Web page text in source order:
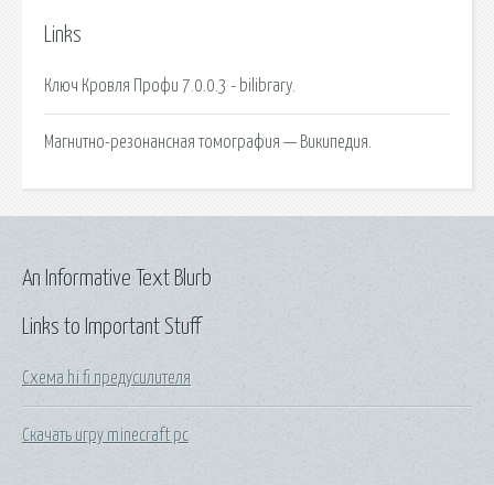
Links
Ключ Кровля Профи 7.0.0.3 - bilibrary.
Магнитно-резонансная томография — Википедия.
Links to Important Stuff
Схема hi fi предусилителя
Скачать игру minecraft pc
An Informative Text Blurb